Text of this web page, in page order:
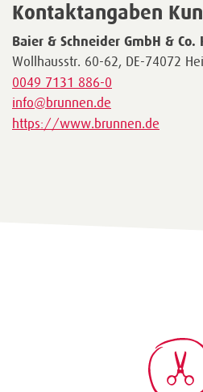
Kontaktangaben
Baier & Schneider GmbH & Co.
Wollhausstr. 60-62, DE-74072
0049 7131 886-0
info@brunnen.de
https://www.brunnen.de